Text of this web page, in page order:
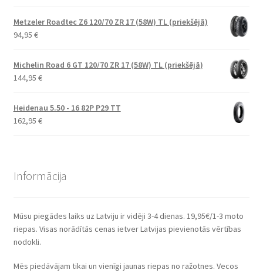
Metzeler Roadtec Z6 120/70 ZR 17 (58W) TL (priekšējā)
94,95 €
Michelin Road 6 GT 120/70 ZR 17 (58W) TL (priekšējā)
144,95 €
Heidenau 5.50 - 16 82P P29 TT
162,95 €
Informācija
Mūsu piegādes laiks uz Latviju ir vidēji 3-4 dienas. 19,95€/1-3 moto
riepas. Visas norādītās cenas ietver Latvijas pievienotās vērtības
nodokli.
Mēs piedāvājam tikai un vienīgi jaunas riepas no ražotnes. Vecos